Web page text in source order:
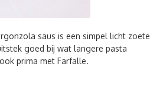
saus is een simpel licht zoete
goed bij wat langere pasta
prima met Farfalle.